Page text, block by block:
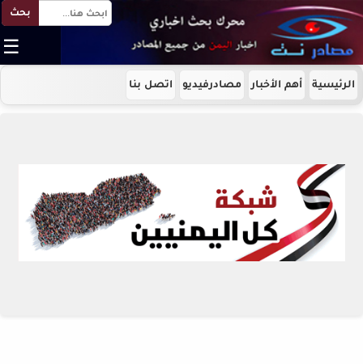
بحث
☰
الرئيسية أهم الأخبار مصادرفيديو اتصل بنا